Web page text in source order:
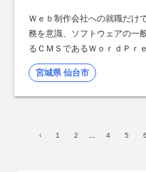
Ｗｅｂ制作会社への就職だけ
務を意識、ソフトウェアの一
るＣＭＳであるＷｏｒｄＰｒ
宮城県 仙台市
‹ 1 2 4 5 6